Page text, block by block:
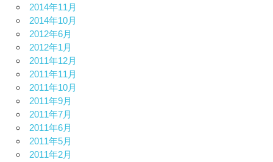
2014年11月
2014年10月
2012年6月
2012年1月
2011年12月
2011年11月
2011年10月
2011年9月
2011年7月
2011年6月
2011年5月
2011年2月